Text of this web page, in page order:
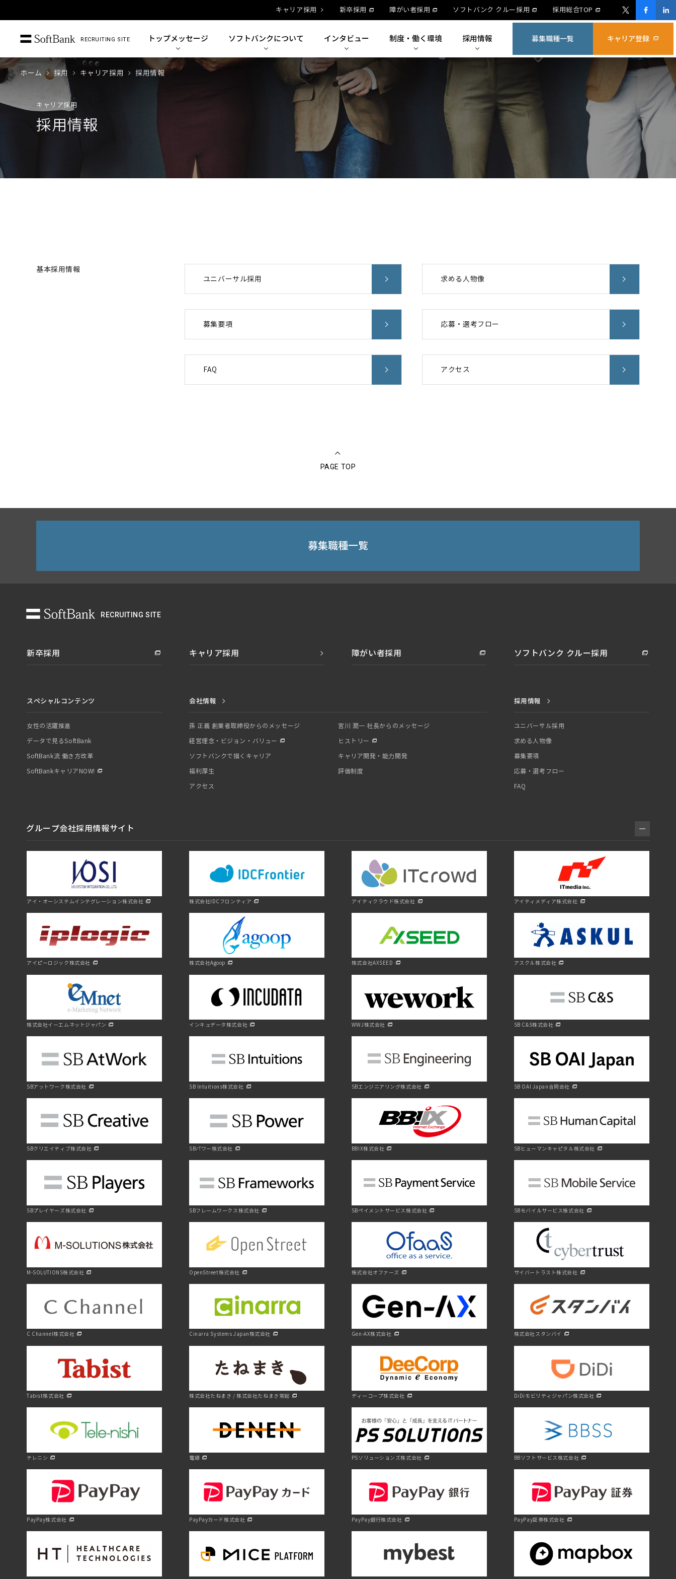
キャリア採用 新卒採用 障がい者採用 ソフトバンク クルー採用 採用総合TOP
RECRUITING SITE トップメッセージ ソフトバンクについて インタビュー 制度・ 働く環境 採用情報 募集職種一覧 キャリア登録
ホーム 採用 キャリア採用 採用情報
キャリア採用
採用情報
基本採用情報
ユニバーサル採用 求める人物像
募集要項 応募・選考フロー
FAQ アクセス
PAGE TOP
募集職種一覧
RECRUITING SITE
新卒採用 キャリア採用 障がい者採用 ソフトバンク クルー採用
スペシャルコンテンツ
女性の活躍推進
データで見るSoftBank
SoftBank流 働き方改革
SoftBankキャリアNOW!
会社情報
孫 正義 創業者取締役からのメッセージ 宮川 潤一 社長からのメッセージ
経営理念・ビジョン・バリュー ヒストリー
ソフトバンクで描くキャリア キャリア開発・能力開発
福利厚生 評価制度
アクセス
採用情報
ユニバーサル採用
求める人物像
募集要項
応募・選考フロー
FAQ
グループ会社採用情報サイト
アイ・オーシステムインテグレーション株式会社 株式会社IDCフロンティア アイティクラウド株式会社 アイティメディア株式会社
アイピーロジック株式会社 株式会社Agoop 株式会社AXSEED アスクル株式会社
株式会社イーエムネットジャパン インキュデータ株式会社 WWJ株式会社 SB C&S株式会社
SBアットワーク株式会社 SB Intuitions株式会社 SBエンジニアリング株式会社 SB OAI Japan合同会社
SBクリエイティブ株式会社 SBパワー株式会社 BBIX株式会社 SBヒューマンキャピタル株式会社
SBプレイヤーズ株式会社 SBフレームワークス株式会社 SBペイメントサービス株式会社 SBモバイルサービス株式会社
M-SOLUTIONS株式会社 OpenStreet株式会社 株式会社オファーズ サイバートラスト株式会社
C Channel株式会社 Cinarra Systems Japan株式会社 Gen-AX株式会社 株式会社スタンバイ
Tabist株式会社 株式会社たねまき / 株式会社たねまき常総 ディーコープ株式会社 DiDiモビリティジャパン株式会社
テレニシ 電縁 PSソリューションズ株式会社 BBソフトサービス株式会社
PayPay株式会社 PayPayカード株式会社 PayPay銀行株式会社 PayPay証券株式会社